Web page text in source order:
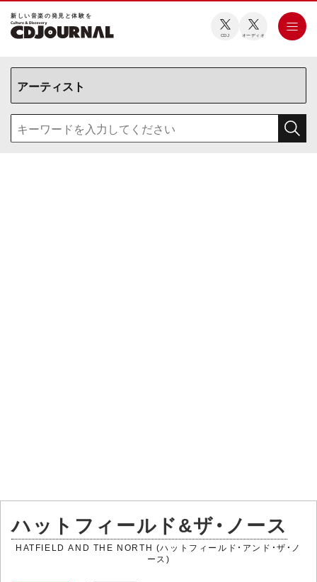
新しい⾳楽の発⾒と体験を
CDJ オーディオ
ハットフィールド&ザ・ノース
HATFIELD AND THE NORTH (ハットフィールド・アンド・ザ・ノ
ース)